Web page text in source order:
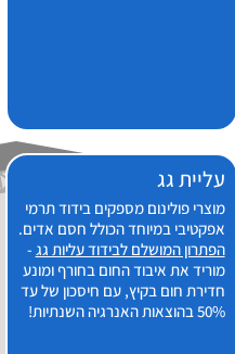
עליית גג
מוצרי פולינום מספקים בידוד תרמי
אפקטיבי במיוחד הכולל חסם אדים.
הפתרון המושלם לבידוד עליות גג -
מוריד את איבוד החום בחורף ומונע
חדירת חום בקיץ, עם חיסכון של עד
50% בהוצאות האנרגיה השנתיות!